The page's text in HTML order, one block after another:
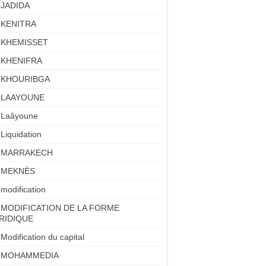
JADIDA
KENITRA
KHEMISSET
KHENIFRA
KHOURIBGA
LAAYOUNE
Laâyoune
Liquidation
MARRAKECH
MEKNÈS
modification
MODIFICATION DE LA FORME
Modification du capital
MOHAMMEDIA